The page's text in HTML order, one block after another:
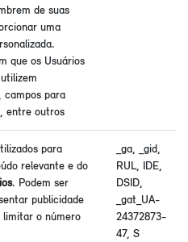
de suas
uma
que os Usuários
campos para
entre outros
para
relevante e do
. Podem ser
publicidade
limitar o número
_ga, _gid,
RUL, IDE,
DSID,
_gat_UA-
24372873-
47, S